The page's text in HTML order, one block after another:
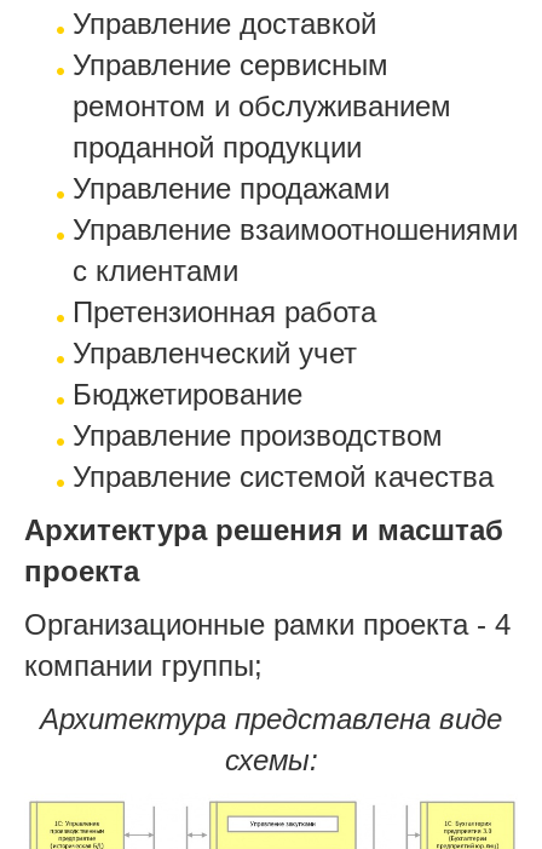
Управление доставкой
Управление сервисным
ремонтом и обслуживанием
проданной продукции
Управление продажами
Управление взаимоотношениями
с клиентами
Претензионная работа
Управленческий учет
Бюджетирование
Управление производством
Управление системой качества
Архитектура решения и масштаб
проекта
Организационные рамки проекта - 4
компании группы;
Архитектура представлена виде
схемы: